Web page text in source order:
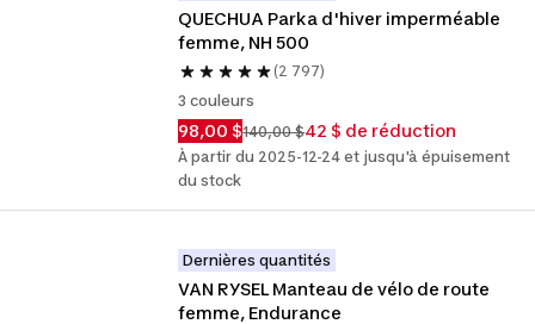
QUECHUA Parka d'hiver imperméable
femme, NH 500
(2 797)
3 couleurs
98,00 $140,00 $42 $ de réduction
À partir du 2025-12-24 et jusqu'à épuisement
du stock
Dernières quantités
VAN RYSEL Manteau de vélo de route
femme, Endurance